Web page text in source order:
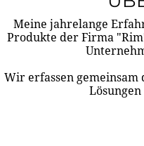
Meine jahrelange
Produkte der Firma
Wir erfassen